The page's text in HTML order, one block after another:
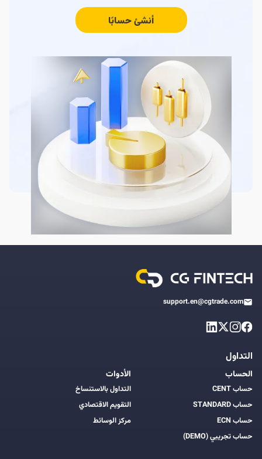
أنشئ حسابًا
support.en@cgtrade.com
التداول
الحساب
حساب CENT
حساب STANDARD
حساب ECN
حساب تجريبي (DEMO)
الأدوات
التداول بالاستنساخ
التقويم الاقتصادي
مركز الوسائط